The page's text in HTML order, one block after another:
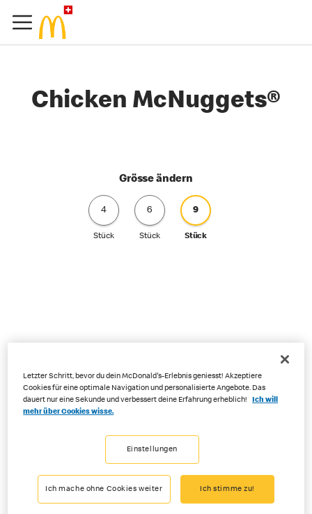
Chicken McNuggets®
Grösse ändern
4
Stück
6
Stück
9
Stück
Letzter Schritt, bevor du dein McDonald's-Erlebnis geniesst! Akzeptiere
Cookies für eine optimale Navigation und personalisierte Angebote. Das
dauert nur eine Sekunde und verbessert deine Erfahrung erheblich!
Ich will
mehr über Cookies wisse.
Einstellungen
Ich mache ohne Cookies weiter Ich stimme zu!